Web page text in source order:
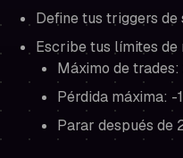
Define tus triggers de
Escribe tus límites de
Máximo de trades:
Pérdida máxima: -
Parar después de